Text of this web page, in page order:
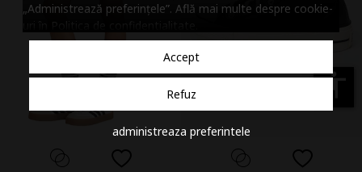
„Administrează preferințele”. Află mai multe despre cookie-
Accept
Refuz
administreaza preferintele
accessibility
Inverseaza culorile
Nuante de gri
Cursor mare